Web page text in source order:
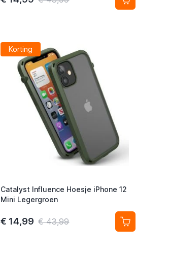
Korting
Catalyst Influence Hoesje iPhone 12
Mini Legergroen
€ 14,99 € 43,99